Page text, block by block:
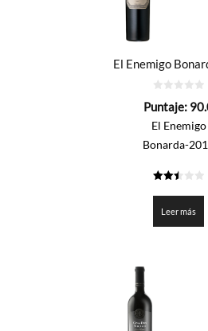
El Enemigo
de
Puntaje:
El Enemigo
Bonarda-
de 5
Leer más